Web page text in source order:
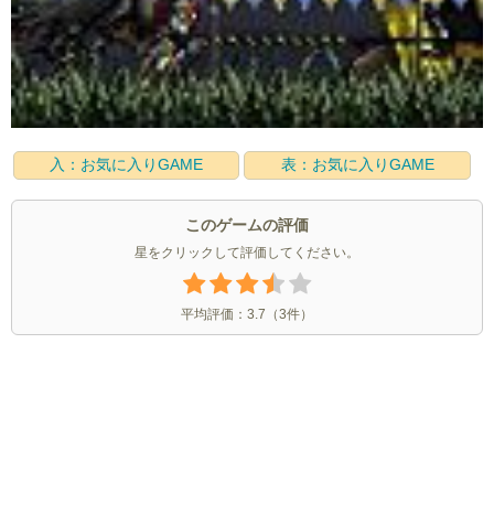
入：お気に入りGAME 表：お気に入りGAME
このゲームの評価
星をクリックして評価してください。
平均評価： 3.7 （3件）